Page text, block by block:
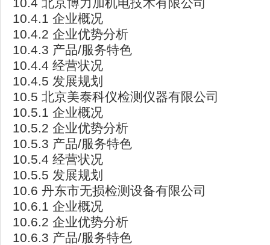
10.4.1 企业概况
10.4.2 企业优势分析
10.4.3 产品/服务特色
10.4.4 经营状况
10.4.5 发展规划
10.5 北京美泰科仪检测仪器有限公司
10.5.1 企业概况
10.5.2 企业优势分析
10.5.3 产品/服务特色
10.5.4 经营状况
10.5.5 发展规划
10.6 丹东市无损检测设备有限公司
10.6.1 企业概况
10.6.2 企业优势分析
10.6.3 产品/服务特色